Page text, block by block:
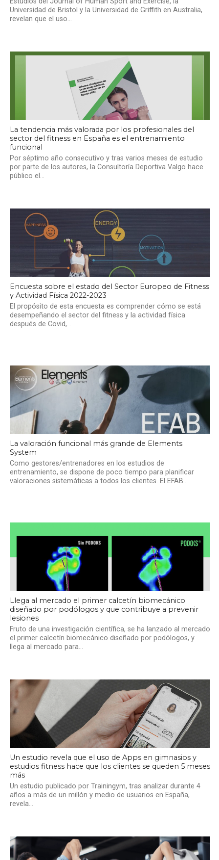
Universidad de Bristol y la Universidad de Griffith en Australia,
revelan que el uso...
La tendencia más valorada por los profesionales del
sector del fitness en España es el entrenamiento
funcional
Por séptimo año consecutivo y tras varios meses de estudio
por parte de los autores, la Consultoría Deportiva Valgo hace
público el...
Encuesta sobre el estado del Sector Europeo de Fitness
y Actividad Física 2022-2023
El propósito de esta encuesta es comprender cómo se está
desempeñando el sector del fitness y la actividad física
después de Covid,...
La valoración funcional más grande de Elements
System
Como gestores/entrenadores en los estudios de
entrenamiento, se dispone de poco tiempo para planificar
valoraciones sistemáticas a todos los clientes. El EFAB...
Llega al mercado el primer calcetín biomecánico
diseñado por podólogos y que contribuye a prevenir
lesiones
Fruto de una investigación científica, se ha lanzado al mercado
el primer calcetín biomecánico diseñado por podólogos, y
llega al mercado para...
Un estudio revela que el uso de Apps en gimnasios y
estudios fitness hace que los clientes se queden 5 meses
más
Un estudio publicado por Trainingym, tras analizar durante 4
años a más de un millón y medio de usuarios en España,
revela...